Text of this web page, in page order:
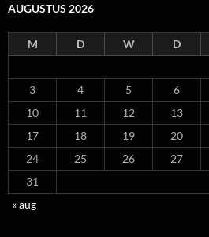
AUGUSTUS 2026
M D W D
3
4 5 6
10
11 12 13
17
18 19 20
24
25 26 27
31
« aug